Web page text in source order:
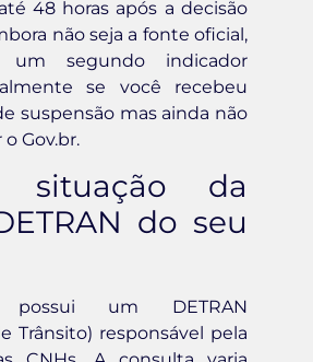
48 horas após a decisão
não seja a fonte oficial,
um segundo indicador
se você recebeu
suspensão mas ainda não
Gov.br.
situação da
do seu
um DETRAN
Trânsito) responsável pela